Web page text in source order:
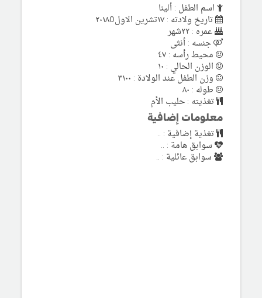
اسم الطفل : ألينا
تاريخ ولادته : ١٧تشرين الاول٢٠١٨0
عمره : ٢٢شهر
جنسه : أنثى
محيط رأسه : ٤٧
الوزن الحالي : ١٠
وزن الطفل عند الولادة : ٣١٠٠
طوله : ٨٠
تغذيته : حليب الأم
معلومات إضافية
تغذية إضافية : ..
سوابق هامة : ..
سوابق عائلية : ..